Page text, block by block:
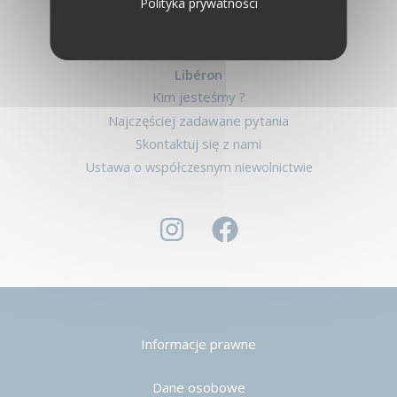
Libéron
Kim jesteśmy ?
Najczęściej zadawane pytania
Skontaktuj się z nami
Ustawa o współczesnym niewolnictwie
Informacje prawne
Dane osobowe